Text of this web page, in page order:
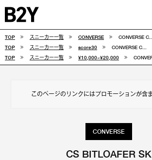
COLUMN
FEATURE
TOP スニーカー一覧 CONVERSE
CONVERSE C...
TOP
スニーカー一覧 score30
CONVERSE C...
TOP
スニーカー一覧 ¥10,000~¥20,000
このページのリンクにはプロモーションが含
CONVERSE
CS BITLOAFER SK